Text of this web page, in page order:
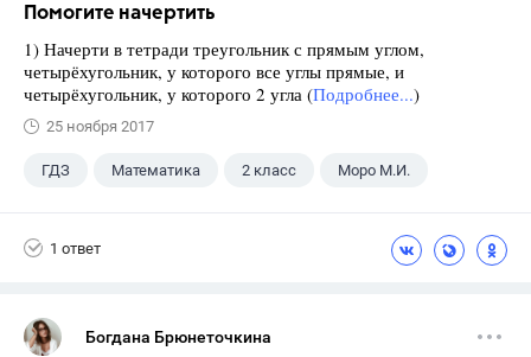
Помогите начертить
1) Начерти в тетради треугольник с прямым углом,
четырёхугольник, у которого все углы прямые, и
четырёхугольник, у которого 2 угла (Подробнее...)
25 ноября 2017
ГДЗ Математика 2 класс Моро М.И.
1 ответ
Богдана Брюнеточкина